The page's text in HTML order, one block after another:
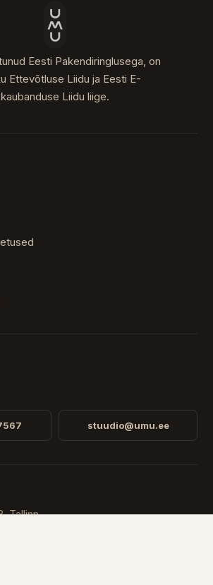
Eesti Pakendiringlusega, on
Ettevõtluse Liidu ja Eesti E-
kaubanduse Liidu liige.
stuudio@umu.ee
Tallinn